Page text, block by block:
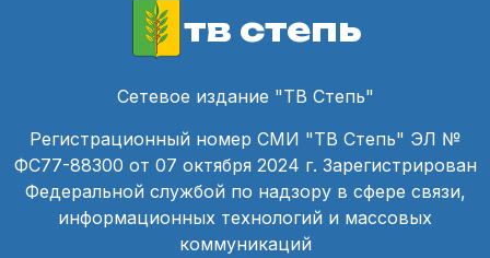
тв степь
Сетевое издание "ТВ Степь"
Регистрационный номер СМИ "ТВ Степь" ЭЛ №
ФС77-88300 от 07 октября 2024 г. Зарегистрирован
Федеральной службой по надзору в сфере связи,
информационных технологий и массовых
коммуникаций